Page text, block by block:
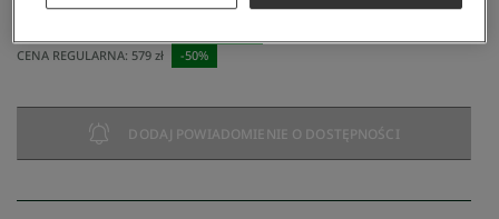
290 zł
CENA REGULARNA: 579 zł -50%
DODAJ POWIADOMIENIE O DOSTĘPNOŚCI